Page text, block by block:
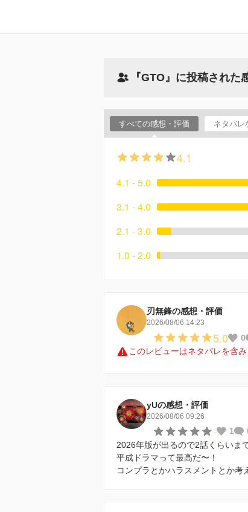
『GTO』に投稿された
すべての感想・評価 ネタバレ
4.1
4.1 - 5.0
3.1 - 4.0
2.1 - 3.0
1.0 - 2.0
刃無鋒の感想・評価
2026/08/06 14:23
5.0 0
このレビューはネタバレを含
yUの感想・評価
2026/08/06 09:26
- 1
2026年版が出るので2話くらいま
平成ドラマって最高だ〜！
コンプラとかハラスメントとか考